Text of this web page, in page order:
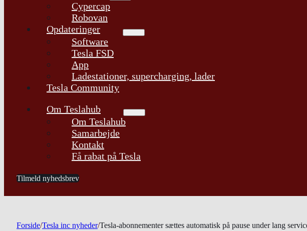
Cypercap
Robovan
Opdateringer
Software
Tesla FSD
App
Ladestationer, supercharging, lader
Tesla Community
Om Teslahub
Om Teslahub
Samarbejde
Kontakt
Få rabat på Tesla
Tilmeld nyhedsbrev
Forside/Tesla inc nyheder/Tesla-abonnementer sættes automatisk på pause under lang